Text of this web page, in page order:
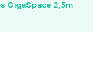
GigaSpace 2,5m